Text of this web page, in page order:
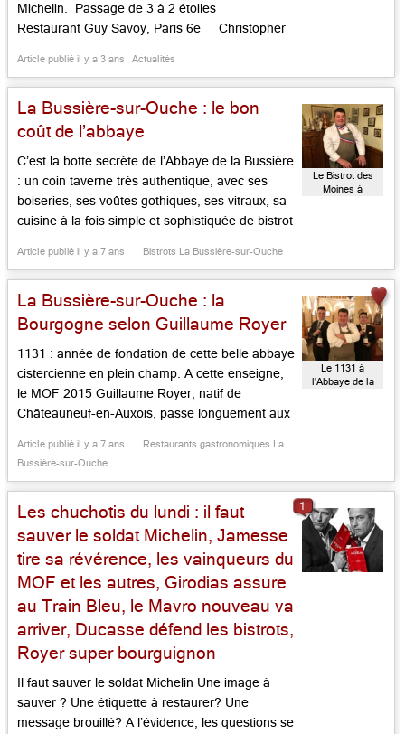
Michelin. Passage de 3 à 2 étoiles
Restaurant Guy Savoy, Paris 6e Christopher
étoiles Christophe Bacquié, l’Hôtel du Castellet,
Le Castellet (83) – Fermeture Passage de 2
[…]...
Article publié il y a 3 ans Actualités
La Bussière-sur-Ouche : le bon
coût de l’abbaye
C’est la botte secrète de l’Abbaye de la Bussière
: un coin taverne très authentique, avec ses
boiseries, ses voûtes gothiques, ses vitraux, sa
cuisine à la fois simple et sophistiquée de bistrot
Royer et de sa jeune équipe. Foie gras de
canard et son chutney de pommes […]...
Article publié il y a 7 ans Bistrots La Bussière-sur-Ouche
Le Bistrot des
Moines à
La Bussière-sur-Ouche : la
Bourgogne selon Guillaume Royer
1131 : année de fondation de cette belle abbaye
cistercienne en plein champ. A cette enseigne,
le MOF 2015 Guillaume Royer, natif de
Châteauneuf-en-Auxois, passé longuement aux
Castellet, après le Pas de l’Ours à Crans,
Chagny, raconte les […]...
Article publié il y a 7 ans
Restaurants gastronomiques La
Bussière-sur-Ouche
Le 1131 à
l'Abbaye de la
Les chuchotis du lundi : il faut
sauver le soldat Michelin, Jamesse
tire sa révérence, les vainqueurs du
MOF et les autres, Girodias assure
au Train Bleu, le Mavro nouveau va
arriver, Ducasse défend les bistrots,
Royer super bourguignon
Il faut sauver le soldat Michelin Une image à
sauver ? Une étiquette à restaurer? Une
message brouillé? A l’évidence, les questions se
1